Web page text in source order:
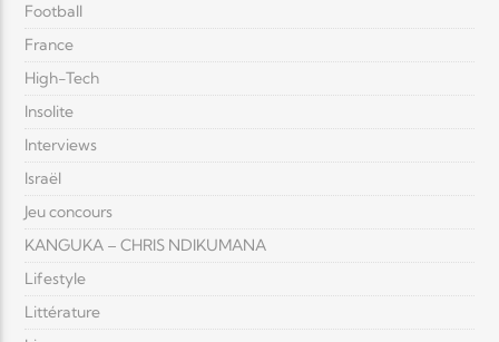
Football
France
High-Tech
Insolite
Interviews
Israël
Jeu concours
KANGUKA – CHRIS NDIKUMANA
Lifestyle
Littérature